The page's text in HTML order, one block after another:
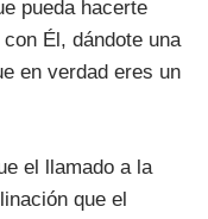
pueda hacerte
Él, dándote una
en verdad eres un
el llamado a la
que el